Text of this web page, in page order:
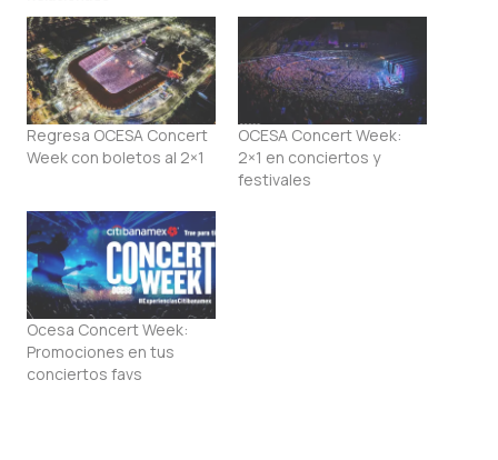
Regresa OCESA Concert
Week con boletos al 2×1
OCESA Concert Week:
2×1 en conciertos y
festivales
Ocesa Concert Week:
Promociones en tus
conciertos favs